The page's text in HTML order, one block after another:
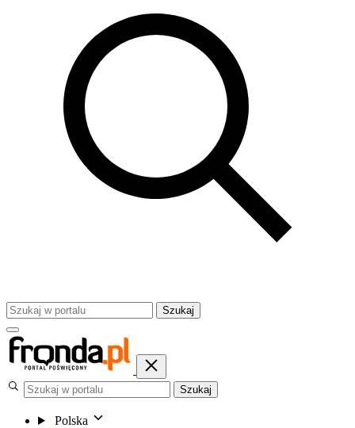
Szukaj
Szukaj
Polska